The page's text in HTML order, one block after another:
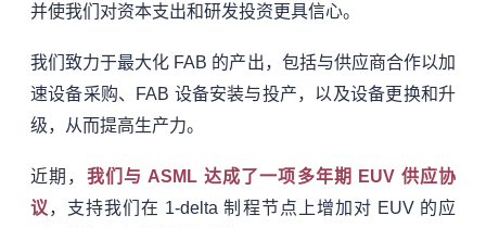
并使我们对资本支出和研发投资更具信心。
我们致力于最大化 FAB 的产出，包括与供应商合作以加
速设备采购、FAB 设备安装与投产，以及设备更换和升
级，从而提高生产力。
近期， 我们与 ASML 达成了一项多年期 EUV 供应协
议 ，支持我们在 1-delta 制程节点上增加对 EUV 的应